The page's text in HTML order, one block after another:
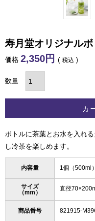
寿月堂オリジナルボ
価格 2,350 税込
カ
ボトルに茶葉とお水を入れ
し冷茶を楽しめます。
内容量 1個（500ml）
サイズ
（mm）
直径
商品番号 821915-